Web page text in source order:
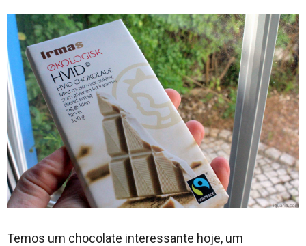
Temos um chocolate interessante hoje, um